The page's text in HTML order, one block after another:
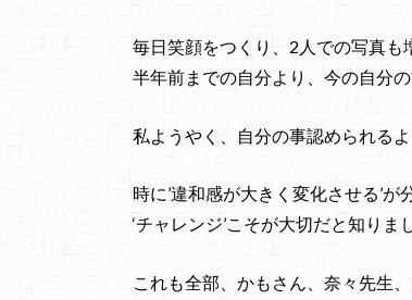
毎日笑顔をつくり、2人での写真も
半年前までの自分より、今の自分
私ようやく、自分の事認められるよ
時に’違和感が大きく変化させる’が
‘チャレンジ’こそが大切だと知りま
これも全部、かもさん、奈々先生